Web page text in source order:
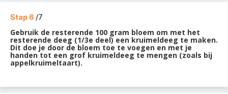
Stap 6 /7
Gebruik de resterende 100 gram bloem om met het
resterende deeg (1/3e deel) een kruimeldeeg te maken.
Dit doe je door de bloem toe te voegen en met je
handen tot een grof kruimeldeeg te mengen (zoals bij
appelkruimeltaart).